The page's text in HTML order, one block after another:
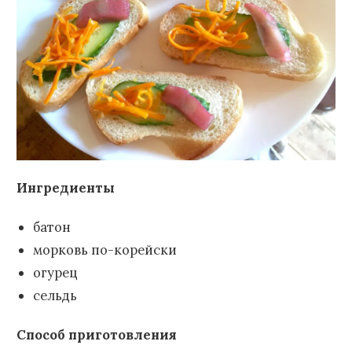
Ингредиенты
батон
морковь по-корейски
огурец
сельдь
Способ приготовления